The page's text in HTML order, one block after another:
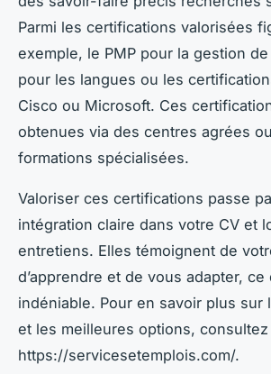
Parmi les certifications valorisées
exemple, le PMP pour la gestion
pour les langues ou les
Cisco ou Microsoft. Ces
obtenues via des centres agrées
formations spécialisées.
Valoriser ces certifications passe
intégration claire dans votre CV et
entretiens. Elles témoignent de
d’apprendre et de vous adapter,
indéniable. Pour en savoir plus sur
et les meilleures options, consultez
https://servicesetemplois.com/.